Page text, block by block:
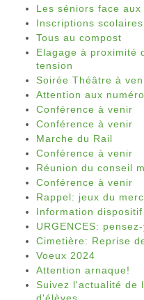
Les séniors face
Inscriptions
Tous au compost
Elagage à proximité
tension
Soirée Théâtre à
Attention aux
Conférence à venir
Conférence à venir
Marche du Rail
Conférence à venir
Réunion du conseil
Conférence à venir
Rappel: jeux du
Information
URGENCES:
Cimetière: Reprise
Voeux 2024
Attention arnaque!
Suivez l'actualité de